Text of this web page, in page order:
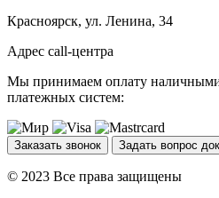
Красноярск, ул. Ленина, 34
Адрес call-центра
Мы принимаем оплату
платежных систем:
Заказать звонок Задать вопрос
© 2023 Все права защищены